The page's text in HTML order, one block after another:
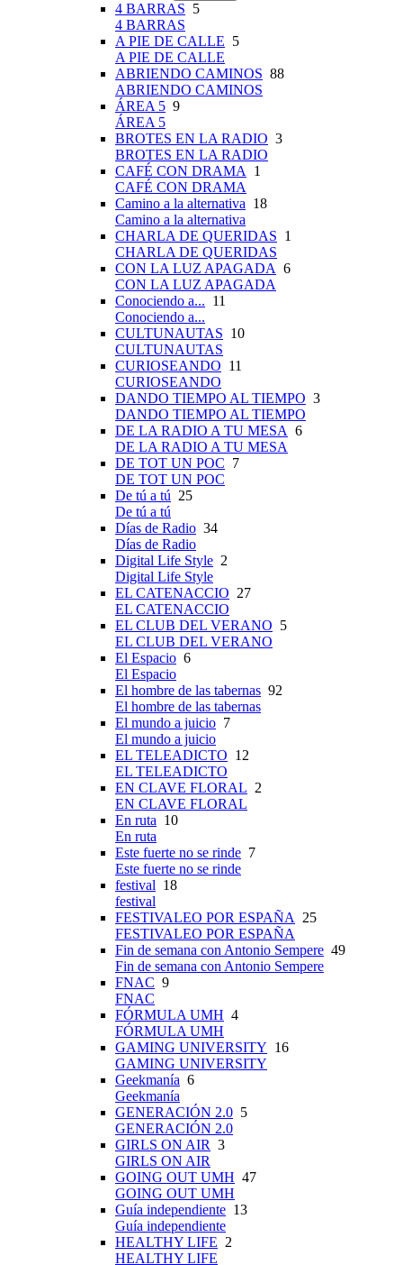
4 BARRAS 5
4 BARRAS
A PIE DE CALLE 5
A PIE DE CALLE
ABRIENDO CAMINOS 88
ABRIENDO CAMINOS
ÁREA 5 9
ÁREA 5
BROTES EN LA RADIO 3
BROTES EN LA RADIO
CAFÉ CON DRAMA 1
CAFÉ CON DRAMA
Camino a la alternativa 18
Camino a la alternativa
CHARLA DE QUERIDAS 1
CHARLA DE QUERIDAS
CON LA LUZ APAGADA 6
CON LA LUZ APAGADA
Conociendo a... 11
Conociendo a...
CULTUNAUTAS 10
CULTUNAUTAS
CURIOSEANDO 11
CURIOSEANDO
DANDO TIEMPO AL TIEMPO 3
DANDO TIEMPO AL TIEMPO
DE LA RADIO A TU MESA 6
DE LA RADIO A TU MESA
DE TOT UN POC 7
DE TOT UN POC
De tú a tú 25
De tú a tú
Días de Radio 34
Días de Radio
Digital Life Style 2
Digital Life Style
EL CATENACCIO 27
EL CATENACCIO
EL CLUB DEL VERANO 5
EL CLUB DEL VERANO
El Espacio 6
El Espacio
El hombre de las tabernas 92
El hombre de las tabernas
El mundo a juicio 7
El mundo a juicio
EL TELEADICTO 12
EL TELEADICTO
EN CLAVE FLORAL 2
EN CLAVE FLORAL
En ruta 10
En ruta
Este fuerte no se rinde 7
Este fuerte no se rinde
festival 18
festival
FESTIVALEO POR ESPAÑA 25
FESTIVALEO POR ESPAÑA
Fin de semana con Antonio Sempere 49
Fin de semana con Antonio Sempere
FNAC 9
FNAC
FÓRMULA UMH 4
FÓRMULA UMH
GAMING UNIVERSITY 16
GAMING UNIVERSITY
Geekmanía 6
Geekmanía
GENERACIÓN 2.0 5
GENERACIÓN 2.0
GIRLS ON AIR 3
GIRLS ON AIR
GOING OUT UMH 47
GOING OUT UMH
Guía independiente 13
Guía independiente
HEALTHY LIFE 2
HEALTHY LIFE